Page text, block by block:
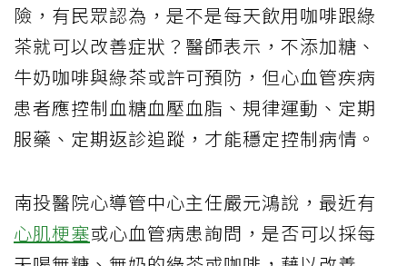
險，有民眾認為，是不是每天飲用咖啡跟綠
茶就可以改善症狀？醫師表示，不添加糖、
牛奶咖啡與綠茶或許可預防，但心血管疾病
患者應控制血糖血壓血脂、規律運動、定期
服藥、定期返診追蹤，才能穩定控制病情。
南投醫院心導管中心主任嚴元鴻說，最近有
心肌梗塞或心血管病患詢問，是否可以採每